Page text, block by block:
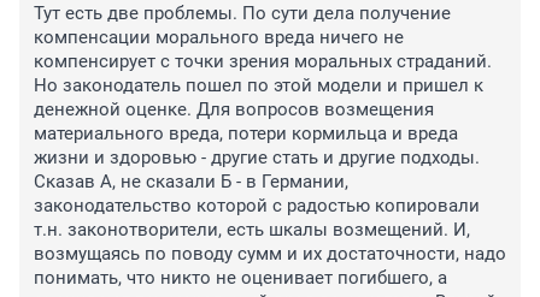
Тут есть две проблемы. По сути дела получение
компенсации морального вреда ничего не
компенсирует с точки зрения моральных страданий.
Но законодатель пошел по этой модели и пришел к
денежной оценке. Для вопросов возмещения
материального вреда, потери кормильца и вреда
жизни и здоровью - другие стать и другие подходы.
Сказав А, не сказали Б - в Германии,
законодательство которой с радостью копировали
т.н. законотворители, есть шкалы возмещений. И,
возмущаясь по поводу сумм и их достаточности, надо
понимать, что никто не оценивает погибшего, а